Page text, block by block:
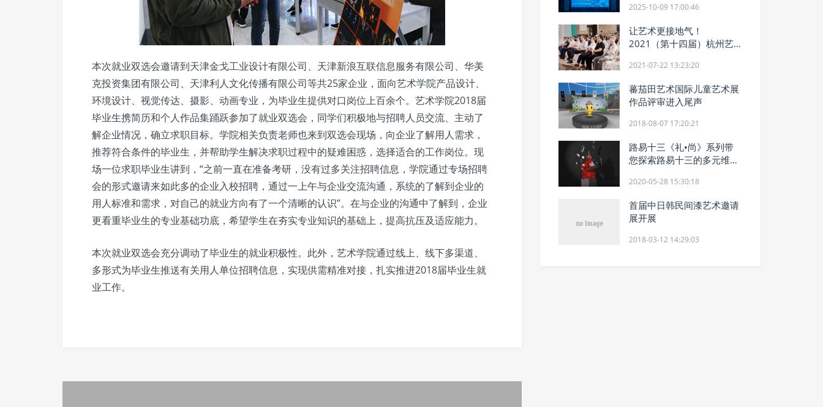
本次就业双选会邀请到天津金戈工业设计有限公司、天津新浪互联信息服务有限公司、华美
克投资集团有限公司、天津利人文化传播有限公司等共25家企业，面向艺术学院产品设计、
环境设计、视觉传达、摄影、动画专业，为毕业生提供对口岗位上百余个。艺术学院2018届
毕业生携简历和个人作品集踊跃参加了就业双选会，同学们积极地与招聘人员交流、主动了
解企业情况，确立求职目标。学院相关负责老师也来到双选会现场，向企业了解用人需求，
推荐符合条件的毕业生，并帮助学生解决求职过程中的疑难困惑，选择适合的工作岗位。现
场一位求职毕业生讲到，“之前一直在准备考研，没有过多关注招聘信息，学院通过专场招聘
会的形式邀请来如此多的企业入校招聘，通过一上午与企业交流沟通，系统的了解到企业的
用人标准和需求，对自己的就业方向有了一个清晰的认识”。在与企业的沟通中了解到，企业
更看重毕业生的专业基础功底，希望学生在夯实专业知识的基础上，提高抗压及适应能力。
本次就业双选会充分调动了毕业生的就业积极性。此外，艺术学院通过线上、线下多渠道、
多形式为毕业生推送有关用人单位招聘信息，实现供需精准对接，扎实推进2018届毕业生就
业工作。
2025-10-09 17:00:46
让艺术更接地气！
2021（第十四届）杭州艺
2021-07-22 13:23:20
蕃茄田艺术国际儿童艺术展
作品评审进入尾声
2018-08-07 17:20:21
路易十三《礼•尚》系列带
您探索路易十三的多元维
间。正如作家罗伯特·路易斯
2020-05-28 15:30:18
首届中日韩民间漆艺术邀请
展开展
2018-03-12 14:29:03